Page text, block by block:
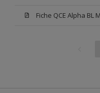
Fiche QCE Alpha BL